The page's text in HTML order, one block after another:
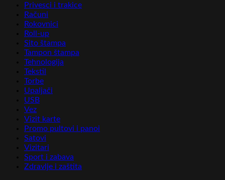
Privesci i trakice
Računi
Rokovnici
Roll-up
Sito štampa
Tampon štampa
Tehnologija
Tekstil
Torbe
Upaljači
USB
Vez
Vizit karte
Promo pultovi i panoi
Satovi
Vizitari
Sport i zabava
Zdravlje i zaštita